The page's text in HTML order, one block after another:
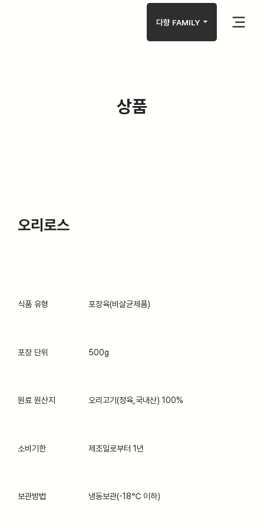
다향 FAMILY arrow_drop_down
상품
오리로스
식품 유형 포장육(비살균제품)
포장 단위 500g
원료 원산지 오리고기(정육,국내산) 100%
소비기한 제조일로부터 1년
보관방법 냉동보관(-18℃ 이하)